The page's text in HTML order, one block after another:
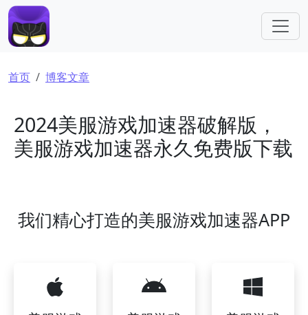
跳转到主要内容
面包屑
首页 博客文章
2024美服游戏加速器破解版，
美服游戏加速器永久免费版下载
我们精心打造的美服游戏加速器APP